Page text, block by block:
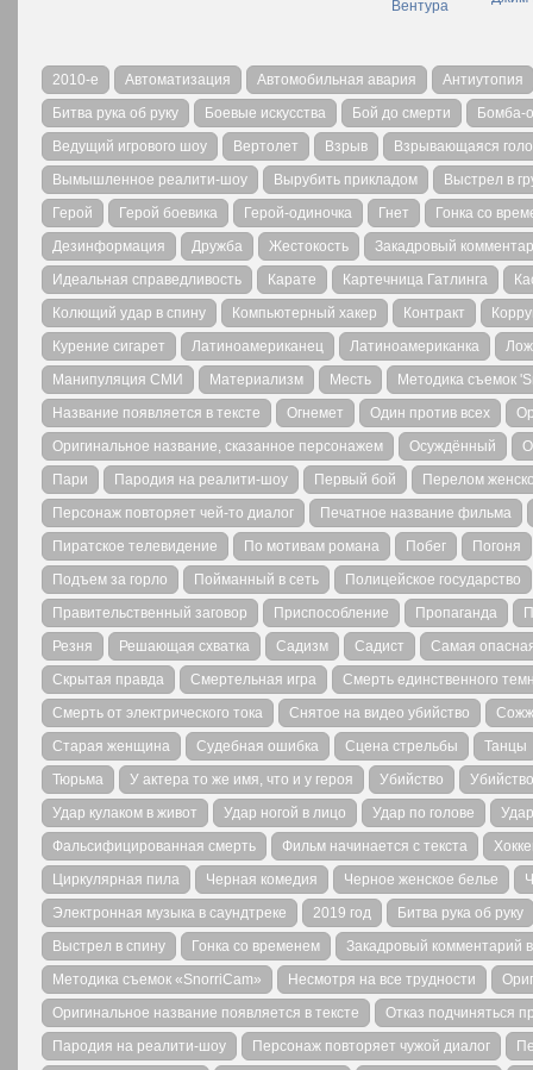
Вентура
2010-е Автоматизация Автомобильная авария
Антиутопия
Битва рука об руку
Боевые искусства Бой до смерти
Бомба-
Ведущий игрового шоу
Вертолет Взрыв
Взрывающаяся
Вымышленное реалити-шоу
Вырубить прикладом
Выстрел в
Герой
Герой боевика Герой-одиночка Гнет
Гонка со
Дезинформация
Дружба Жестокость
Закадровый
Идеальная справедливость
Карате Картечница Гатлинга
Колющий удар в спину
Компьютерный хакер Контракт
Курение сигарет
Латиноамериканец Латиноамериканка
Манипуляция СМИ
Материализм Месть
Методика съемок
Название появляется в тексте
Огнемет Один против всех
Оригинальное название, сказанное персонажем
Осуждённый
Пари
Пародия на реалити-шоу Первый бой
Перелом
Персонаж повторяет чей-то диалог
Печатное название фильма
Пиратское телевидение
По мотивам романа Побег
Погоня
Подъем за горло
Пойманный в сеть
Полицейское государство
Правительственный заговор
Приспособление Пропаганда
Резня
Решающая схватка Садизм Садист
Самая
Скрытая правда
Смертельная игра
Смерть единственного
Смерть от электрического тока
Снятое на видео убийство
Старая женщина
Судебная ошибка Сцена стрельбы
Танцы
Тюрьма
У актера то же имя, что и у героя Убийство
Удар кулаком в живот
Удар ногой в лицо Удар по голове
Фальсифицированная смерть
Фильм начинается с текста
Циркулярная пила
Черная комедия Черное женское белье
Электронная музыка в саундтреке
2019 год
Битва рука об руку
Выстрел в спину
Гонка со временем
Закадровый комментарий
Методика съемок «SnorriCam»
Несмотря на все трудности
Оригинальное название появляется в тексте
Отказ подчиняться
Пародия на реалити-шоу
Персонаж повторяет чужой диалог